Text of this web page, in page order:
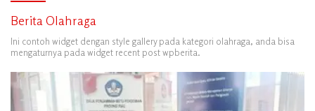
Berita Olahraga
Ini contoh widget dengan style gallery pada kategori olahraga, anda bisa
mengaturnya pada widget recent post wpberita.